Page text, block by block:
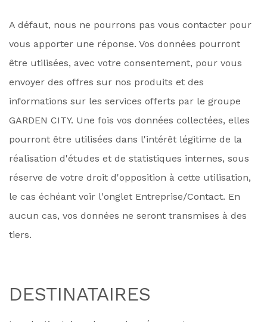
A défaut, nous ne pourrons pas vous contacter pour
vous apporter une réponse. Vos données pourront
être utilisées, avec votre consentement, pour vous
envoyer des offres sur nos produits et des
informations sur les services offerts par le groupe
GARDEN CITY. Une fois vos données collectées, elles
pourront être utilisées dans l'intérêt légitime de la
réalisation d'études et de statistiques internes, sous
réserve de votre droit d'opposition à cette utilisation,
le cas échéant voir l'onglet Entreprise/Contact. En
aucun cas, vos données ne seront transmises à des
tiers.
DESTINATAIRES